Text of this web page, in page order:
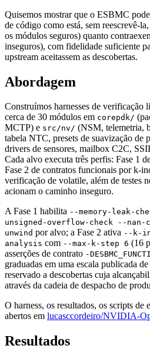
Quisemos mostrar que o ESBMC
de código como está, sem reescrevê-
os módulos seguros) quanto
inseguros), com fidelidade suficiente
upstream aceitassem as descobertas.
Abordagem
Construímos harnesses de verificação
cerca de 30 módulos em corepdk/
MCTP) e src/nv/ (NSM, telemetria,
tabela NTC, presets de suavização
drivers de sensores, mailbox C2C,
Cada alvo executa três perfis: Fase 1
Fase 2 de contratos funcionais por k-
verificação de volatile, além de testes
acionam o caminho inseguro.
A Fase 1 habilita --memory-leak-
unsigned-overflow-check --nan-
unwind por alvo; a Fase 2 ativa --k-
analysis com --max-k-step 6 (16
asserções de contrato -
graduadas em uma escala publicada
reservado a descobertas cuja
através da cadeia de despacho de
O harness, os resultados, os scripts de
abertos em lucasccordeiro/NVIDIA-
Resultados